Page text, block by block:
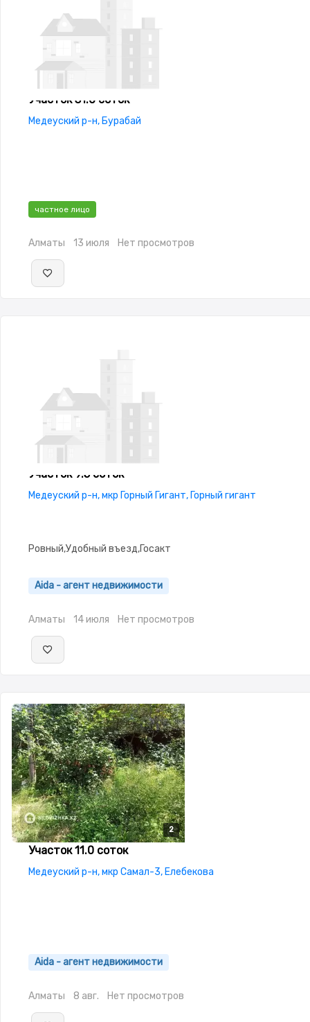
Участок 31.0 соток
Медеуский р-н, Бурабай
частное лицо
Алматы 13 июля Нет просмотров
Участок 9.5 соток
Медеуский р-н, мкр Горный Гигант, Горный гигант
Ровный,Удобный въезд,Госакт
Aida - агент недвижимости
Алматы 14 июля Нет просмотров
2
2
Участок 11.0 соток
Медеуский р-н, мкр Самал-3, Елебекова
Aida - агент недвижимости
Алматы 8 авг. Нет просмотров